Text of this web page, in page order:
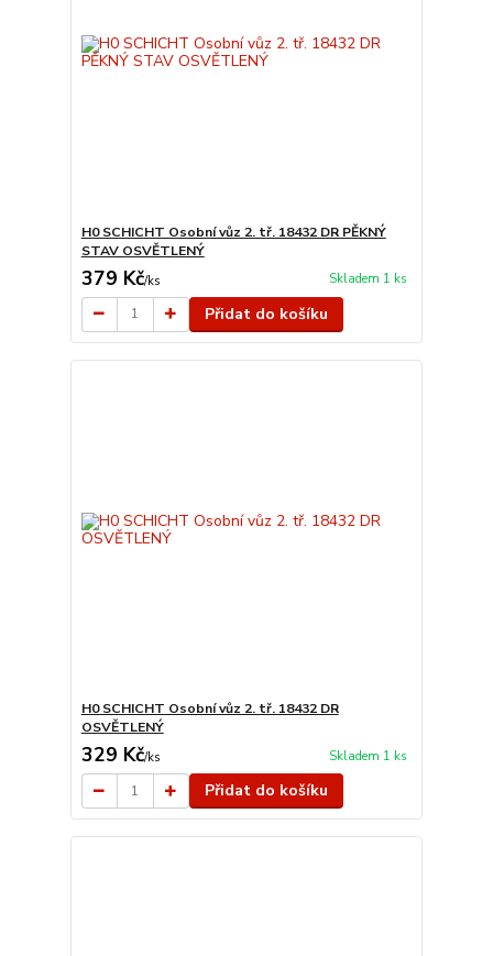
H0 SCHICHT Osobní vůz 2. tř. 18432 DR PĚKNÝ
STAV OSVĚTLENÝ
379 Kč/ks Skladem 1 ks
Přidat do košíku
H0 SCHICHT Osobní vůz 2. tř. 18432 DR
OSVĚTLENÝ
329 Kč/ks Skladem 1 ks
Přidat do košíku